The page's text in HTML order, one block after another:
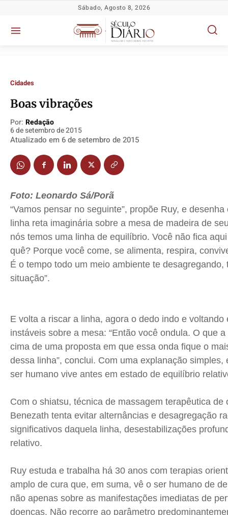
Política
Socioeconômicas
TV Século
Justiça
Educação
Segurança
Meio Ambiente
Saúde
Direitos
Economia
Cultura
Colunas
Jr Mignone (in memorian)
Wanda Sily
Anuncie
Quem Somos
Política
Socioeconômicas
TV Século
Justiça
Educação
Segurança
Meio Ambiente
Saúde
Direitos
Economia
Cultura
Colunas
Jr Mignone (in memorian)
Wanda Sily
Anuncie
Quem Somos
Política
Socioeconômicas
TV Século
Justiça
Educação
Segurança
Meio Ambiente
Saúde
Direitos
Economia
Cultura
Colunas
Jr Mignone (in memorian)
Wanda Sily
Anuncie
Quem Somos
Política
Socioeconômicas
TV Século
Justiça
Educação
Segurança
Meio Ambiente
Saúde
Direitos
Economia
Cultura
Colunas
Jr Mignone (in memorian)
Wanda Sily
Anuncie
Quem Somos
Sábado, Agosto 8, 2026
Cidades
Boas vibrações
Por: Redação
6 de setembro de 2015
Atualizado em 6 de setembro de 2015
Foto: Leonardo Sá/Porã
“Vamos pensar no seguinte”, propõe Ruy, e
linha reta imaginária sobre a mesa de madeira de
nós temos uma linha de equilíbrio. Você não fica
quê? Porque você come, se alimenta, respira,
É o tempo todo um meio ambiente te desagregando,
situação”.
E volta a riscar a linha, agora o dedo indo e voltando
instáveis sobre a mesa: “Então você ondula. O que
cima de uma proposta em que essa onda fique o
dessa linha”, conclui. Com uma explanação simples,
ser humano vive antes em estado de equilíbrio
Com o shiatsu, técnica de massagem terapêutica de
Benezath tenta evitar alternâncias e desagregação
significativos daquela linha, desestabilizações
relativo.
Ruy estuda e trabalha há 30 anos com terapias
amplo de cura que, em suma, vê o ser humano de
não apenas sobre as manifestações imediatas de
doenças. Não recorre ao parâmetro